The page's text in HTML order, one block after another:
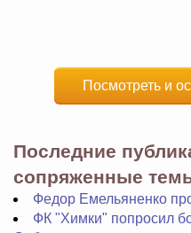
Посмотреть и
Последние
сопряженные
Федор Емельяненко
ФК "Химки" попросил